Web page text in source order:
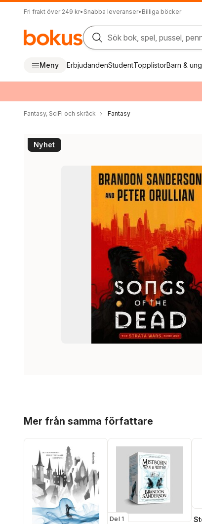
Fri frakt över 249 kr• Snabba leveranser• Billiga böcker
Sök bok, spel, pussel,
Meny ErbjudandenStudentTopplistorBarn &
Fantasy, SciFi och skräck Fantasy
Nyhet
Mer från samma författare
Del 1